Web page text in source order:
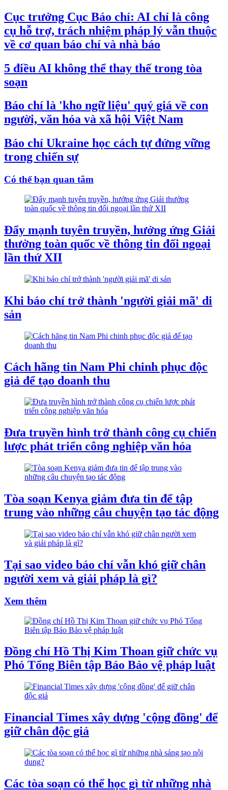
Cục trưởng Cục Báo chí: AI chỉ là công
cụ hỗ trợ, trách nhiệm pháp lý vẫn thuộc
về cơ quan báo chí và nhà báo
5 điều AI không thể thay thế trong tòa
soạn
Báo chí là 'kho ngữ liệu' quý giá về con
người, văn hóa và xã hội Việt Nam
Báo chí Ukraine học cách tự đứng vững
trong chiến sự
Có thể bạn quan tâm
Đẩy mạnh tuyên truyền, hưởng ứng Giải
thưởng toàn quốc về thông tin đối ngoại
lần thứ XII
Khi báo chí trở thành 'người giải mã' di
sản
Cách hãng tin Nam Phi chinh phục độc
giả để tạo doanh thu
Đưa truyền hình trở thành công cụ chiến
lược phát triển công nghiệp văn hóa
Tòa soạn Kenya giảm đưa tin để tập
trung vào những câu chuyện tạo tác động
Tại sao video báo chí vẫn khó giữ chân
người xem và giải pháp là gì?
Xem thêm
Đồng chí Hồ Thị Kim Thoan giữ chức vụ
Phó Tổng Biên tập Báo Bảo vệ pháp luật
Financial Times xây dựng 'cộng đồng' để
giữ chân độc giả
Các tòa soạn có thể học gì từ những nhà